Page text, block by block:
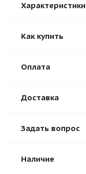
Характеристики
Как купить
Оплата
Доставка
Задать вопрос
Наличие